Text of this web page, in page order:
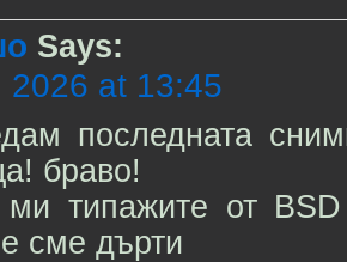
Says:
2026 at 13:45
последната
браво!
ми типажите от
сме дърти